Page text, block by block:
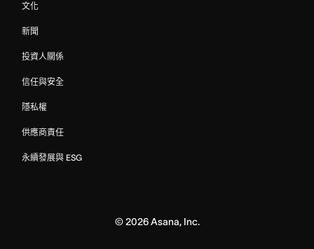
文化
新聞
投資人關係
信任與安全
隱私權
供應商責任
永續發展與 ESG
© 2026Asana, Inc.